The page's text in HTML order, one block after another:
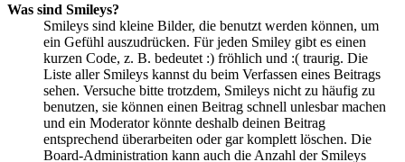
Was sind Smileys?
Smileys sind kleine Bilder, die benutzt werden können, um
ein Gefühl auszudrücken. Für jeden Smiley gibt es einen
kurzen Code, z. B. bedeutet :) fröhlich und :( traurig. Die
Liste aller Smileys kannst du beim Verfassen eines Beitrags
sehen. Versuche bitte trotzdem, Smileys nicht zu häufig zu
benutzen, sie können einen Beitrag schnell unlesbar machen
und ein Moderator könnte deshalb deinen Beitrag
entsprechend überarbeiten oder gar komplett löschen. Die
Board-Administration kann auch die Anzahl der Smileys